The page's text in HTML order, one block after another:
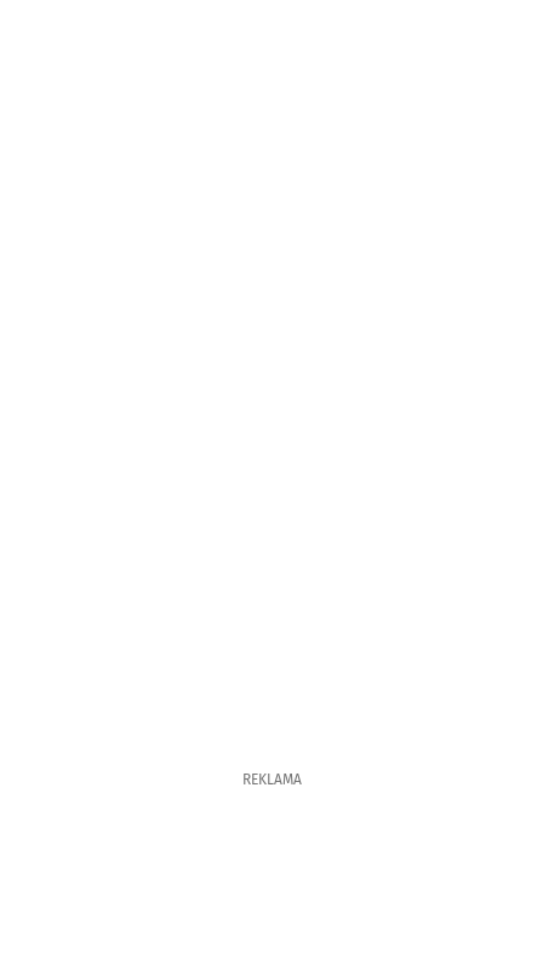
REKLAMA